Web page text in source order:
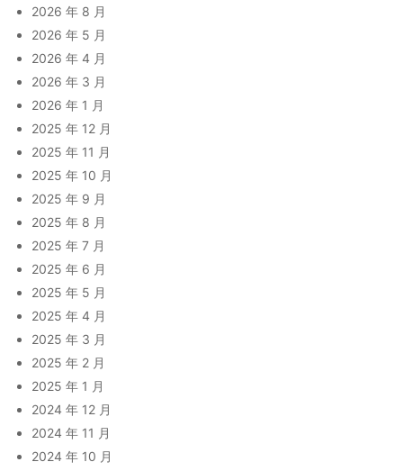
2026 年 8 月
2026 年 5 月
2026 年 4 月
2026 年 3 月
2026 年 1 月
2025 年 12 月
2025 年 11 月
2025 年 10 月
2025 年 9 月
2025 年 8 月
2025 年 7 月
2025 年 6 月
2025 年 5 月
2025 年 4 月
2025 年 3 月
2025 年 2 月
2025 年 1 月
2024 年 12 月
2024 年 11 月
2024 年 10 月